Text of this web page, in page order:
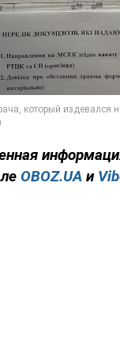
OBOZ.UA и